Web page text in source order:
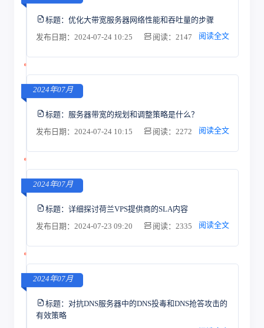
标题： 优化大带宽服务器网络性能和吞吐量的步骤
发布日期：2024-07-24 10:25
阅读：2147 阅读全文
2024年07月
标题： 服务器带宽的规划和调整策略是什么？
发布日期：2024-07-24 10:15
阅读：2272 阅读全文
2024年07月
标题： 详细探讨荷兰VPS提供商的SLA内容
发布日期：2024-07-23 09:20
阅读：2335 阅读全文
2024年07月
标题： 对抗DNS服务器中的DNS投毒和DNS抢答攻击的
有效策略